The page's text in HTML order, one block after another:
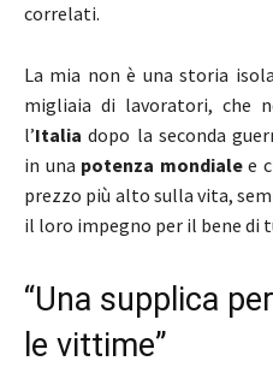
correlati.
La mia non è una storia
migliaia di lavoratori, che
l’Italia dopo la seconda
in una potenza mondialee
prezzo più alto sulla vita,
il loro impegno per il bene di
“Una supplica
le vittime”